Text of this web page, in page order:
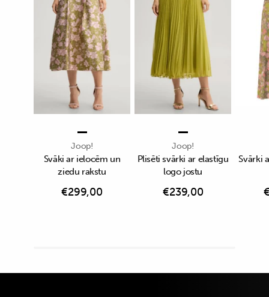
Joop!
Svāki ar ielocēm un
ziedu rakstu
€299,00
Joop!
Plisēti svārki ar elastīgu
logo jostu
€239,00
Svārki